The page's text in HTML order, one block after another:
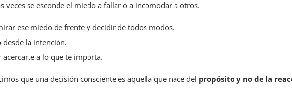
veces se esconde el miedo a fallar o a incomodar a otros.
ese miedo de frente y decidir de todos modos.
la intención.
a lo que te importa.
que una decisión consciente es aquella que nace del propósito y no de la